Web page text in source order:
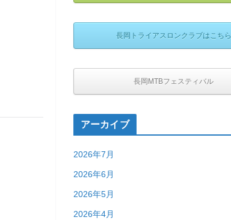
長岡トライアスロンクラブはこちら
長岡MTBフェスティバル
アーカイブ
2026年7月
2026年6月
2026年5月
2026年4月